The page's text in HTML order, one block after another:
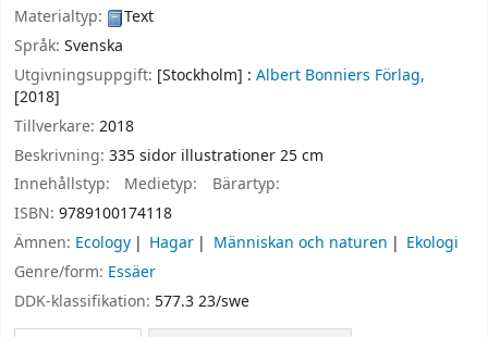
Materialtyp:
Text
Språk: Svenska
Utgivningsuppgift: [Stockholm] : Albert Bonniers Förlag,
[2018]
Tillverkare: 2018
Beskrivning: 335 sidor illustrationer 25 cm
Innehållstyp:
Medietyp:
Bärartyp:
ISBN: 9789100174118
Ämnen: Ecology Hagar Människan och naturen
Ekologi
Genre/form: Essäer
DDK-klassifikation: 577.3 23/swe